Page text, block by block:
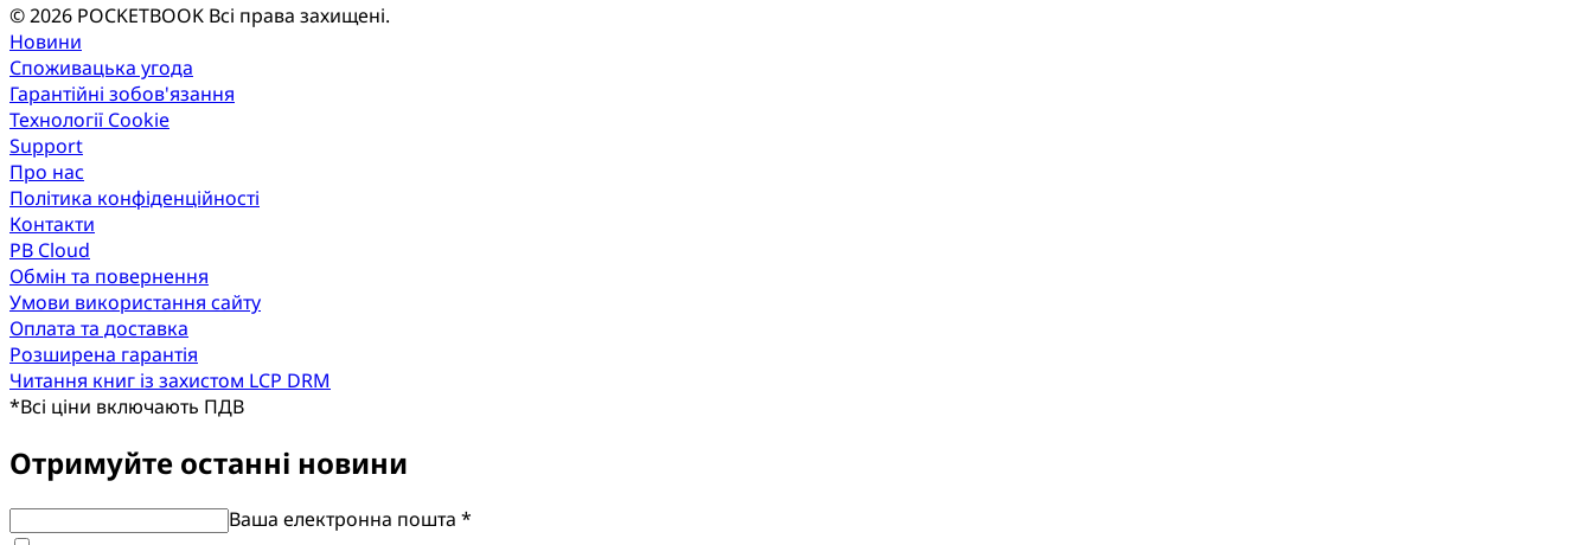
© 2026 POCKETBOOK Всі права захищені.
Новини
Споживацька угода
Гарантійні зобов'язання
Технології Cookie
Support
Про нас
Політика конфіденційності
Контакти
PB Cloud
Обмін та повернення
Умови використання сайту
Оплата та доставка
Розширена гарантія
Читання книг із захистом LCP DRM
*Всі ціни включають ПДВ
Отримуйте останні новини
Ваша електронна пошта *